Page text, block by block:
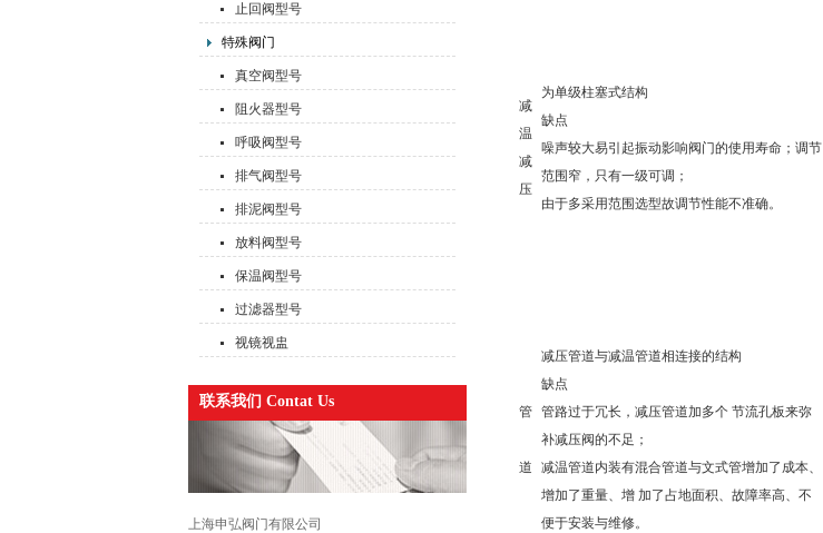
止回阀型号
特殊阀门
真空阀型号
阻火器型号
呼吸阀型号
排气阀型号
排泥阀型号
放料阀型号
保温阀型号
过滤器型号
视镜视盅
联系我们 Contat Us
上海申弘阀门有限公司
减
温
减
压
为单级柱塞式结构
缺点
噪声较大易引起振动影响阀门的使用寿命；调节
范围窄，只有一级可调；
由于多采用范围选型故调节性能不准确。
管
道
减压管道与减温管道相连接的结构
缺点
管路过于冗长，减压管道加多个 节流孔板来弥
补减压阀的不足；
减温管道内装有混合管道与文式管增加了成本、
增加了重量、增 加了占地面积、故障率高、不
便于安装与维修。